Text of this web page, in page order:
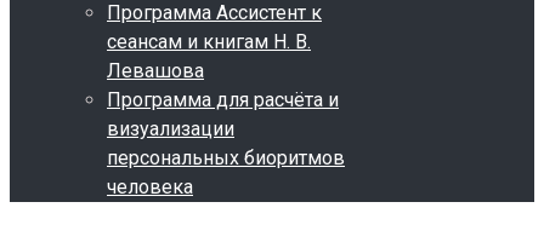
Программа Ассистент к
сеансам и книгам Н. В.
Левашова
Программа для расчёта и
визуализации
персональных биоритмов
человека